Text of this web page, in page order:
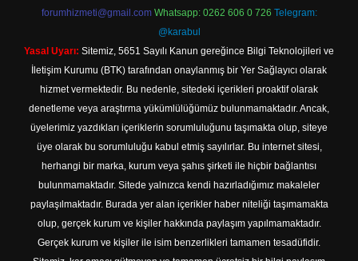
forumhizmeti@gmail.com Whatsapp: 0262 606 0 726 Telegram:
@karabul
Yasal Uyarı: Sitemiz, 5651 Sayılı Kanun gereğince Bilgi Teknolojileri ve
İletişim Kurumu (BTK) tarafından onaylanmış bir Yer Sağlayıcı olarak
hizmet vermektedir. Bu nedenle, sitedeki içerikleri proaktif olarak
denetleme veya araştırma yükümlülüğümüz bulunmamaktadır. Ancak,
üyelerimiz yazdıkları içeriklerin sorumluluğunu taşımakta olup, siteye
üye olarak bu sorumluluğu kabul etmiş sayılırlar. Bu internet sitesi,
herhangi bir marka, kurum veya şahıs şirketi ile hiçbir bağlantısı
bulunmamaktadır. Sitede yalnızca kendi hazırladığımız makaleler
paylaşılmaktadır. Burada yer alan içerikler haber niteliği taşımamakta
olup, gerçek kurum ve kişiler hakkında paylaşım yapılmamaktadır.
Gerçek kurum ve kişiler ile isim benzerlikleri tamamen tesadüfidir.